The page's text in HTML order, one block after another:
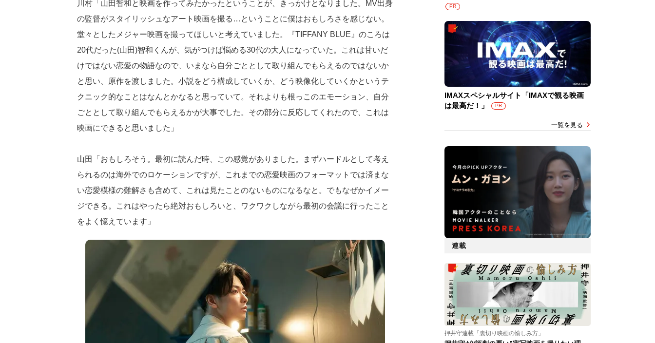
川村「山田智和と映画を作ってみたかったということが、きっかけとなりました。MV出身
の監督がスタイリッシュなアート映画を撮る…ということに僕はおもしろさを感じない。
堂々としたメジャー映画を撮ってほしいと考えていました。『TIFFANY BLUE』のころは
20代だった(山田)智和くんが、気がつけば悩める30代の大人になっていた。これは甘いだ
けではない恋愛の物語なので、いまなら自分ごととして取り組んでもらえるのではないか
と思い、原作を渡しました。小説をどう構成していくか、どう映像化していくかというテ
クニック的なことはなんとかなると思っていて。それよりも根っこのエモーション、自分
ごととして取り組んでもらえるかが大事でした。その部分に反応してくれたので、これは
映画にできると思いました」
山田「おもしろそう。最初に読んだ時、この感覚がありました。まずハードルとして考え
られるのは海外でのロケーションですが、これまでの恋愛映画のフォーマットでは済まな
い恋愛模様の難解さも含めて、これは見たことのないものになるなと。でもなぜかイメー
ジできる。これはやったら絶対おもしろいと、ワクワクしながら最初の会議に行ったこと
をよく憶えています」
PR
IMAXスペシャルサイト「IMAXで観る映画
は最高だ！」
PR
一覧を見る
連載
押井守連載「裏切り映画の愉しみ方」